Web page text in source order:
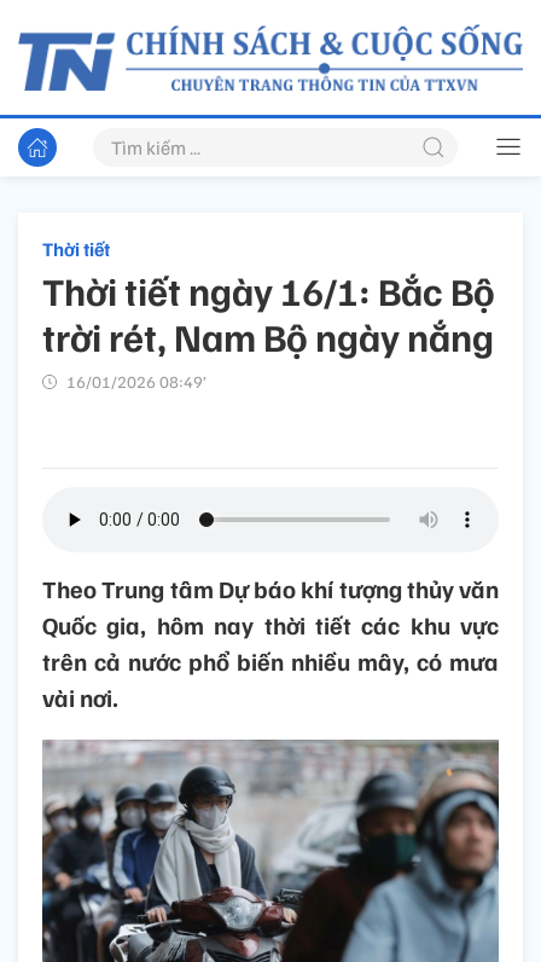
Thời tiết
Thời tiết ngày 16/1: Bắc Bộ
trời rét, Nam Bộ ngày nắng
16/01/2026 08:49’
Theo Trung tâm Dự báo khí tượng thủy văn
Quốc gia, hôm nay thời tiết các khu vực
trên cả nước phổ biến nhiều mây, có mưa
vài nơi.